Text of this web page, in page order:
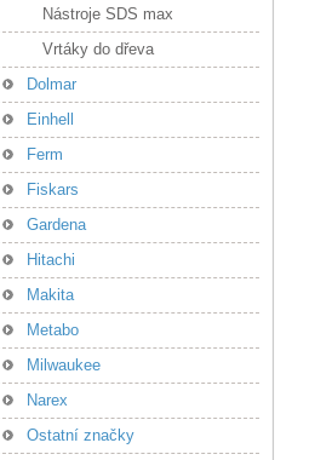
Nástroje SDS max
Vrtáky do dřeva
Dolmar
Einhell
Ferm
Fiskars
Gardena
Hitachi
Makita
Metabo
Milwaukee
Narex
Ostatní značky